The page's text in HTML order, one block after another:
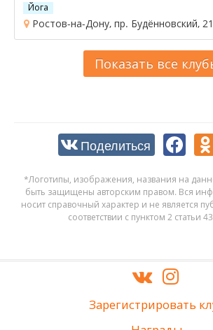
Йога
Ростов-на-Дону, пр. Будённовский,
Показать все
Поделиться
*Логотипы, изображения, названия на
быть защищены авторским правом. Вся
носит справочный характер и не является
соответствии с пунктом 2 статьи
Зарегистрировать